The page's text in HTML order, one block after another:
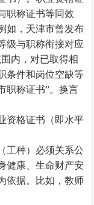
职称证书等同效
如，天津市曾发布
级与职称衔接对应
内，对已取得相
条件和岗位空缺等
职称证书”。换言
资格证书（即水平
工种）必须关系公
健康、生命财产安
依据。比如，教师